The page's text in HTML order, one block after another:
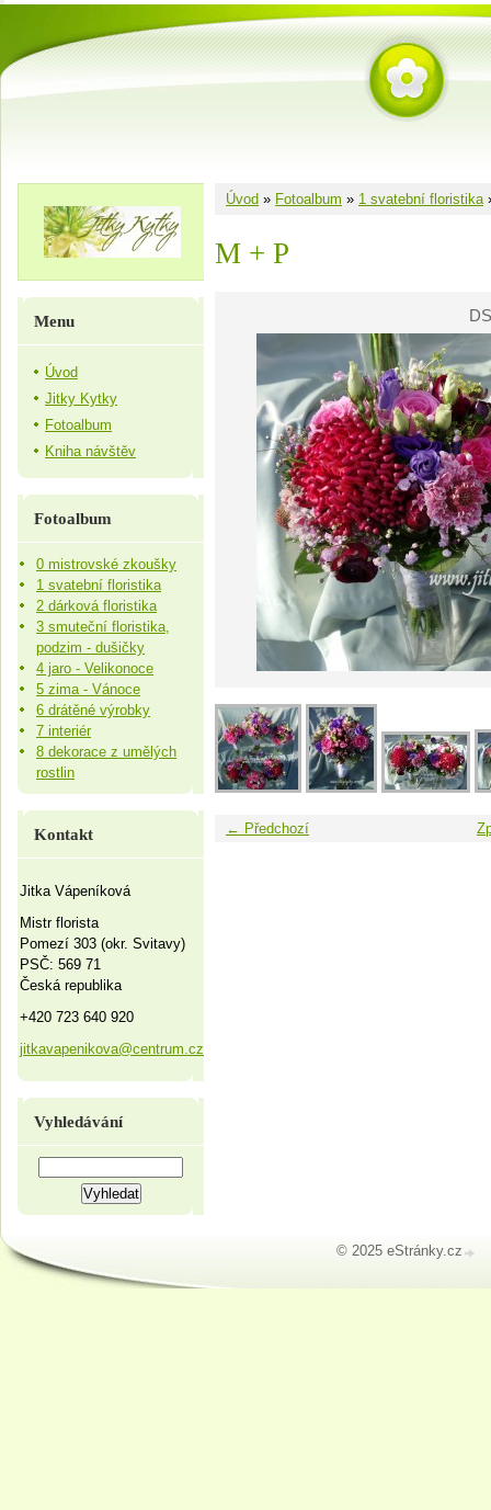
Úvod » Fotoalbum » 1 svatební floristika
M + P
← Předchozí
Menu
Úvod
Jitky Kytky
Fotoalbum
Kniha návštěv
Fotoalbum
0 mistrovské zkoušky
1 svatební floristika
2 dárková floristika
3 smuteční floristika,
podzim - dušičky
4 jaro - Velikonoce
5 zima - Vánoce
6 drátěné výrobky
7 interiér
8 dekorace z umělých
rostlin
Kontakt
Jitka Vápeníková
Mistr florista
Pomezí 303 (okr. Svitavy)
PSČ: 569 71
Česká republika
+420 723 640 920
jitkavapenikova@centrum.cz
Vyhledávání
© 2025 eStránky.cz